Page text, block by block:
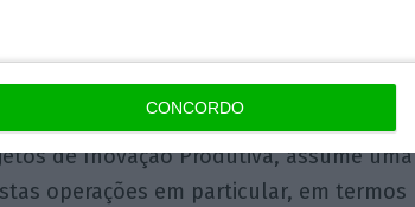
CONCORDO
máxima neste critério de
o expectável elevado número de
de Inovação Produtiva, assume uma
operações em particular, em termos